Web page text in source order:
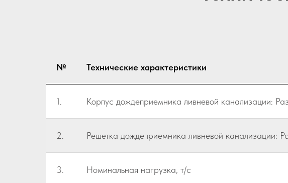
№ Технические характеристики
1. Корпус дождеприемника ливневой канализации:
2. Решетка дождеприемника ливневой канализации:
3. Номинальная нагрузка, т/с